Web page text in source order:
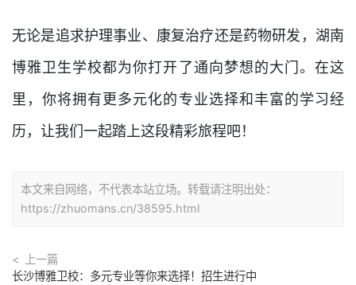
无论是追求护理事业、康复治疗还是药物研发，湖南
博雅卫生学校都为你打开了通向梦想的大门。在这
里，你将拥有更多元化的专业选择和丰富的学习经
历，让我们一起踏上这段精彩旅程吧！
本文来自网络，不代表本站立场。转载请注明出处：
https://zhuomans.cn/38595.html
上一篇
长沙博雅卫校：多元专业等你来选择！招生进行中